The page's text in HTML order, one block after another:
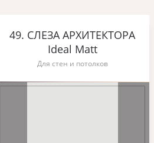
49. СЛЕЗА АРХИТЕКТОРА
Ideal Matt
Для стен и потолков